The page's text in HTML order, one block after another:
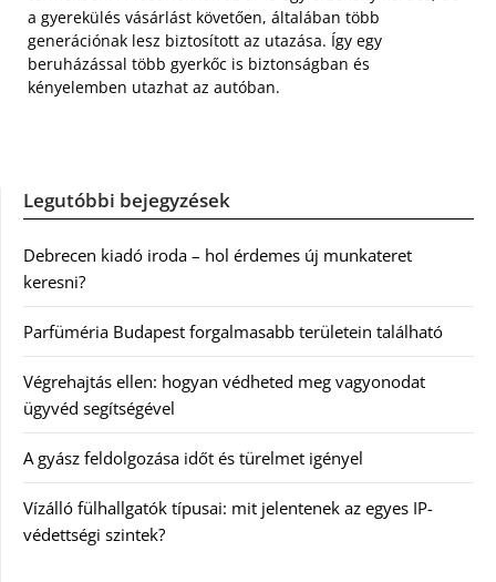
a gyerekülés vásárlást követően, általában több
generációnak lesz biztosított az utazása. Így egy
beruházással több gyerkőc is biztonságban és
kényelemben utazhat az autóban.
Legutóbbi bejegyzések
Debrecen kiadó iroda – hol érdemes új munkateret
keresni?
Parfüméria Budapest forgalmasabb területein található
Végrehajtás ellen: hogyan védheted meg vagyonodat
ügyvéd segítségével
A gyász feldolgozása időt és türelmet igényel
Vízálló fülhallgatók típusai: mit jelentenek az egyes IP-
védettségi szintek?